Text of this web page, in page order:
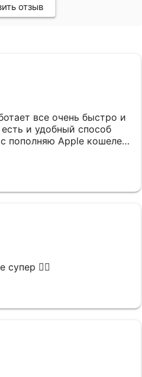
отзыв
все очень быстро и
и удобный способ
пополняю Apple кошелек.
👌🏻